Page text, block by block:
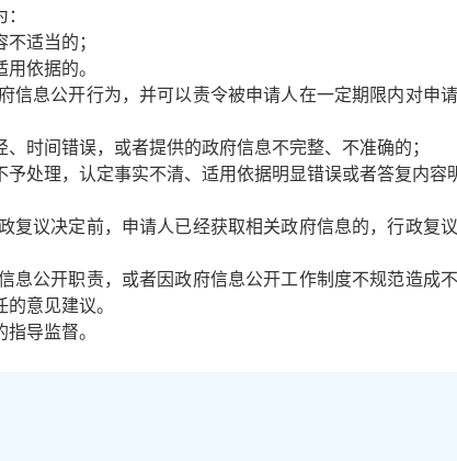
适当的；
依据的。
息公开行为，并可以责令被申请人在一定期限内对申
时间错误，或者提供的政府信息不完整、不准确的；
处理，认定事实不清、适用依据明显错误或者答复内容
议决定前，申请人已经获取相关政府信息的，行政复
公开职责，或者因政府信息公开工作制度不规范造成
意见建议。
导监督。